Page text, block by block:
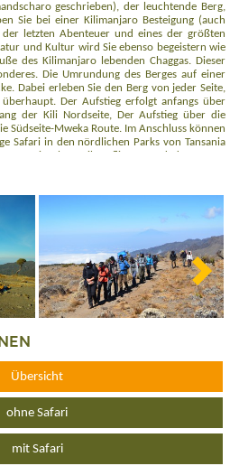
geschrieben), der leuchtende Berg,
Sie bei einer Kilimanjaro Besteigung (auch
der letzten Abenteuer und eines der größten
und Kultur wird Sie ebenso begeistern wie
des Kilimanjaro lebenden Chaggas. Dieser
Die Umrundung des Berges auf einer
Dabei erleben Sie den Berg von jeder Seite,
Der Aufstieg erfolgt anfangs über
der Kili Nordseite, Der Aufstieg über die
Südseite-Mweka Route. Im Anschluss können
Safari in den nördlichen Parks von Tansania
Übersicht
ohne Safari
mit Safari